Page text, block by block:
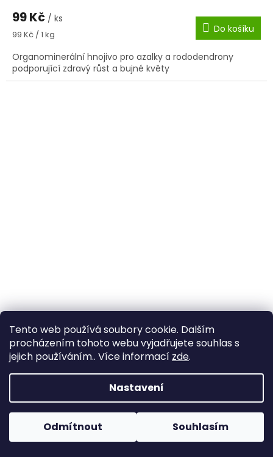
Tento web používá soubory cookie. Dalším
procházením tohoto webu vyjadřujete souhlas s
jejich používáním.. Více informací zde.
Nastavení
Odmítnout Souhlasím
99 Kč / ks
Měrná
99 Kč / 1 kg Do košíku
Organominerální hnojivo pro azalky a rododendrony
podporující zdravý růst a bujné květy
Organo-minerální hnojivo pro okrasné dřeviny 1kg,
Agro
99 Kč/ ks
99 Kč / 1 kg Do košíku